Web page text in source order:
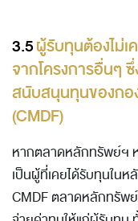
3.5ผู้รับทุนต้องไม่เ
จากโครงการอื่นๆ
สนับสนุนทุนของก
(CMDF)
หากตลาดหลักทรัพย์ฯ
เป็นผู้ที่เคยได้รับทุนใน
CMDF ตลาดหลักทรัพย์